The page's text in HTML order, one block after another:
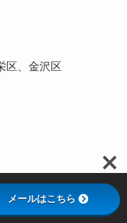
区、金沢区
南ガス機器にお任せくださ
メールはこちら